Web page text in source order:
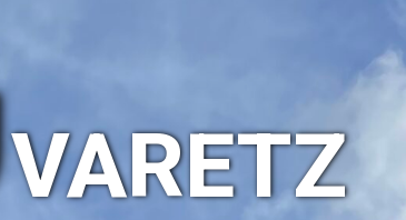
VARETZ